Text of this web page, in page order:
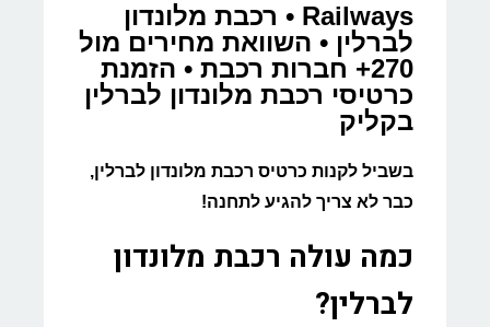
Railways • רכבת מלונדון
לברלין • השוואת מחירים מול
270+ חברות רכבת • הזמנת
כרטיסי רכבת מלונדון לברלין
בקליק
בשביל לקנות כרטיס רכבת מלונדון לברלין,
כבר לא צריך להגיע לתחנה!
כמה עולה רכבת מלונדון
לברלין?